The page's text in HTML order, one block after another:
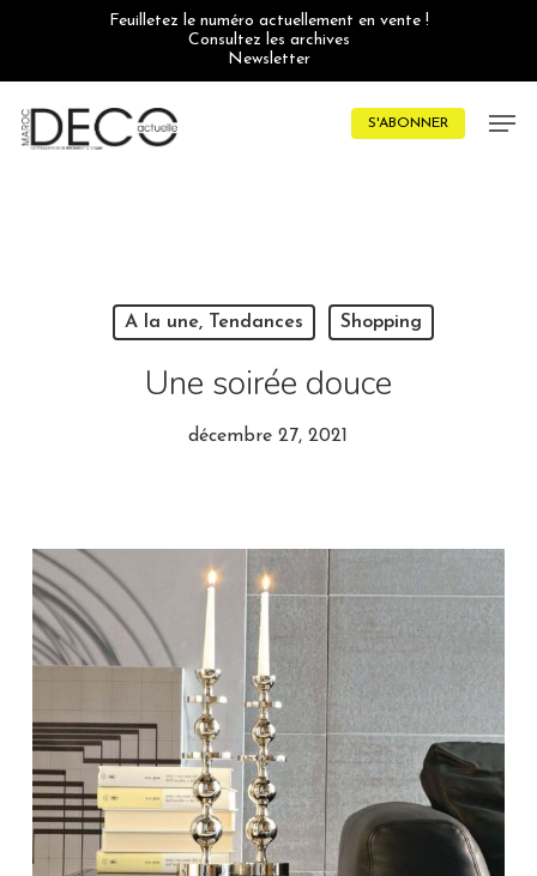
Feuilletez le numéro actuellement en vente !
Consultez les archives
Newsletter
S'ABONNER
A la une, Tendances Shopping
Une soirée douce
décembre 27, 2021